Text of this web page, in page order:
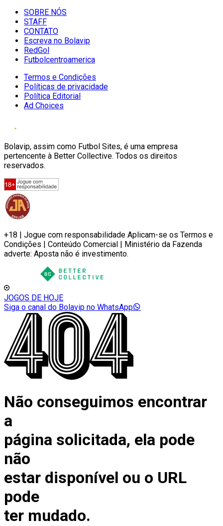
SOBRE NÓS
STAFF
CONTATO
Escreva no Bolavip
RedGol
Futbolcentroamerica
Termos e Condições
Políticas de privacidade
Política Editorial
Ad Choices
Bolavip, assim como Futbol Sites, é uma empresa
pertencente à Better Collective. Todos os direitos
reservados.
+18 | Jogue com responsabilidade Aplicam-se os Termos e
Condições | Conteúdo Comercial | Ministério da Fazenda
adverte: Aposta não é investimento.
JOGOS DE HOJE
Siga o canal do Bolavip no WhatsApp
Não conseguimos encontrar
a
página solicitada, ela pode
não
estar disponível ou o URL
pode
ter mudado.